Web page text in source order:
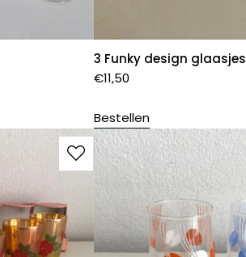
3 Funky design glaasjes
€11,50
Bestellen